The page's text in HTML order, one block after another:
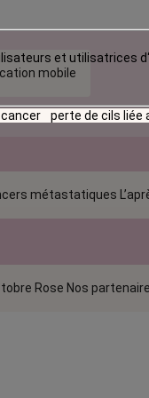
mobile
métastatiques
Rose Nos
et utilisatrices
perte de cils liée